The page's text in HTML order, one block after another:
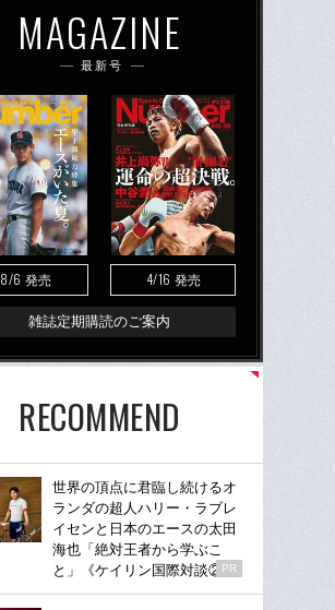
MAGAZINE
最新号
8/6 発売 4/16 発売
雑誌定期購読のご案内
RECOMMEND
世界の頂点に君臨し続けるオ
ランダの超人ハリー・ラブレ
イセンと日本のエースの太田
海也「絶対王者から学ぶこ
と」《ケイリン国際対談②》
PR